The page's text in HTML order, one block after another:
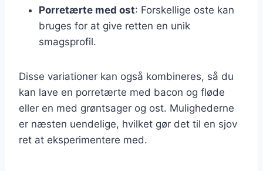
Porretærte med ost: Forskellige oste kan
bruges for at give retten en unik
smagsprofil.
Disse variationer kan også kombineres, så du
kan lave en porretærte med bacon og fløde
eller en med grøntsager og ost. Mulighederne
er næsten uendelige, hvilket gør det til en sjov
ret at eksperimentere med.